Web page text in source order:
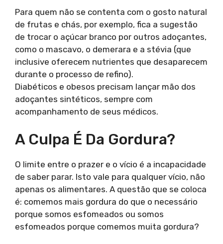
Para quem não se contenta com o gosto natural
de frutas e chás, por exemplo, fica a sugestão
de trocar o açúcar branco por outros adoçantes,
como o mascavo, o demerara e a stévia (que
inclusive oferecem nutrientes que desaparecem
durante o processo de refino).
Diabéticos e obesos precisam lançar mão dos
adoçantes sintéticos, sempre com
acompanhamento de seus médicos.
A Culpa É Da Gordura?
O limite entre o prazer e o vício é a incapacidade
de saber parar. Isto vale para qualquer vício, não
apenas os alimentares. A questão que se coloca
é: comemos mais gordura do que o necessário
porque somos esfomeados ou somos
esfomeados porque comemos muita gordura?